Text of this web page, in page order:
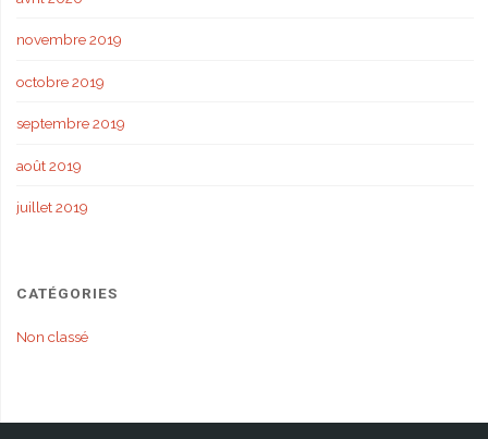
novembre 2019
octobre 2019
septembre 2019
août 2019
juillet 2019
CATÉGORIES
Non classé